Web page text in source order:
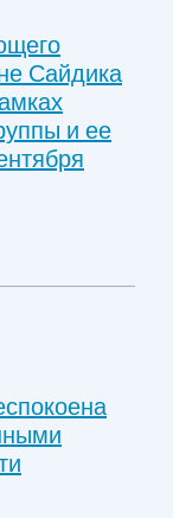
Сайдика
и ее